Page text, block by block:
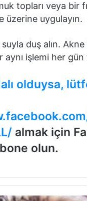
topları veya bir
üzerine uygulayın.
duş alın. Akne
aynı işlemi her gün
olduysa,
almak için
olun.